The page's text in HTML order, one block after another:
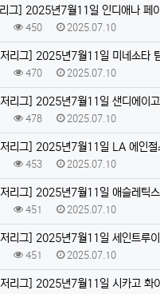
그] 2025년7월11일 인디애나 페
450 2025.07.10
리그] 2025년7월11일 미네소타
470 2025.07.10
리그] 2025년7월11일 샌디에이
478 2025.07.10
리그] 2025년7월11일 LA 에인
453 2025.07.10
리그] 2025년7월11일 애슬레틱
451 2025.07.10
리그] 2025년7월11일 세인트루
451 2025.07.10
리그] 2025년7월11일 시카고 화